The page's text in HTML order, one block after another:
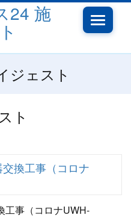
Toggle
ジェスト
換工事（コロナ